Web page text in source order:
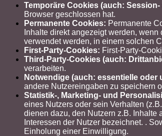
Temporäre Cookies (auch:
Browser geschlossen hat.
Permanente Cookies: Permanente
Inhalte direkt angezeigt werden,
verwendet werden, in einem solchen
First-Party-Cookies: First-Party-
Third-Party-Cookies (auch:
verarbeiten.
Notwendige (auch: essentielle
andere Nutzereingaben zu speichern
Statistik-, Marketing- und
eines Nutzers oder sein Verhalten
dienen dazu, den Nutzern z.B. Inhalte
Interessen der Nutzer bezeichnet. .
Einholung einer Einwilligung.